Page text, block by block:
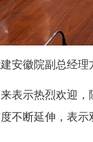
徽院副总经理
示热烈欢迎，
不断延伸，表示